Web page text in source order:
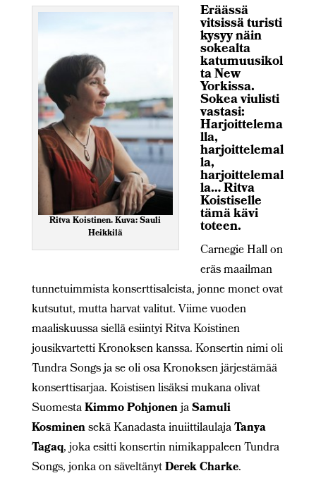
Ritva Koistinen. Kuva: Sauli
Heikkilä
Eräässä
vitsissä turisti
kysyy näin
sokealta
katumuusikol
ta New
Yorkissa.
Sokea viulisti
vastasi:
Harjoittelema
lla,
harjoittelemal
la,
harjoittelemal
la… Ritva
Koistiselle
tämä kävi
toteen.
Carnegie Hall on
eräs maailman
tunnetuimmista konserttisaleista, jonne monet ovat
kutsutut, mutta harvat valitut. Viime vuoden
maaliskuussa siellä esiintyi Ritva Koistinen
jousikvartetti Kronoksen kanssa. Konsertin nimi oli
Tundra Songs ja se oli osa Kronoksen järjestämää
konserttisarjaa. Koistisen lisäksi mukana olivat
SuomestaKimmo PohjonenjaSamuli
Kosminensekä Kanadasta inuiittilaulajaTanya
Tagaq, joka esitti konsertin nimikappaleen Tundra
Songs, jonka on säveltänytDerek Charke.